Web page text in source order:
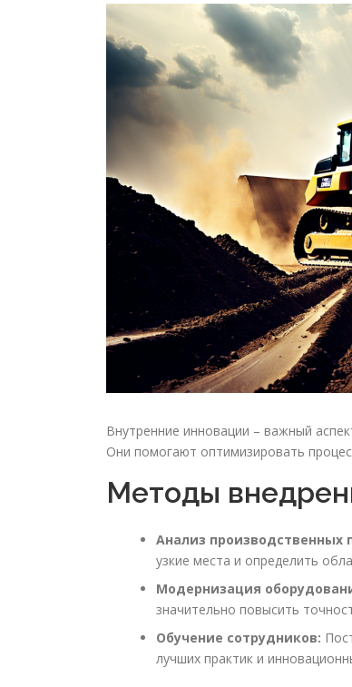
Внутренние инновации – важный
Они помогают оптимизировать
Методы
Анализ производственных
узкие места и определить
Модернизация
значительно повысить
Обучение сотрудников:
лучших практик и